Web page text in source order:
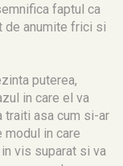
faptul ca
de anumite frici si
puterea,
in care el va
traiti asa cum si-ar
in care
vis suparat si va